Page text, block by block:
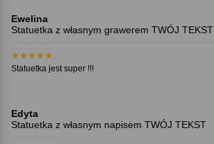
Statuetka z własnym grawerem TWÓJ TEKST
Ewelina
Statuetka jest super !!!
Statuetka z własnym napisem TWÓJ TEKST
Edyta